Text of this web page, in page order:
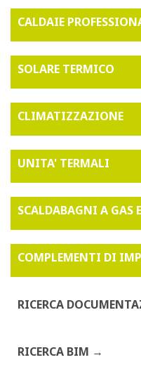
CALDAIE
SOLARE TERMICO
CLIMATIZZAZIONE
UNITA' TERMALI
SCALDABAGNI A GAS
COMPLEMENTI DI
RICERCA
RICERCA BIM